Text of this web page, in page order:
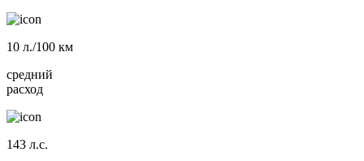
10 л./100 км
средний
расход
143 л.с.